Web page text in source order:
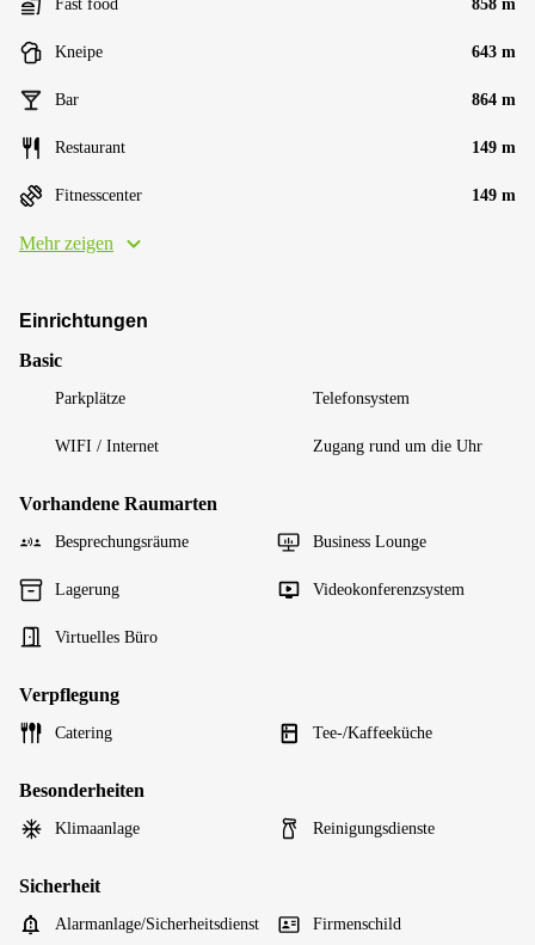
Fast food 858 m
Kneipe 643 m
Bar 864 m
Restaurant 149 m
Fitnesscenter 149 m
Mehr zeigen
Einrichtungen
Basic
Parkplätze Telefonsystem
WIFI / Internet Zugang rund um die Uhr
Vorhandene Raumarten
Besprechungsräume Business Lounge
Lagerung Videokonferenzsystem
Virtuelles Büro
Verpflegung
Catering Tee-/Kaffeeküche
Besonderheiten
Klimaanlage Reinigungsdienste
Sicherheit
Alarmanlage/Sicherheitsdienst Firmenschild